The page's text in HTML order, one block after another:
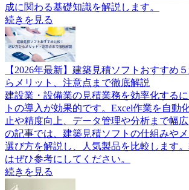
成に関わる基礎知識を解説します。
続きを見る
【2026年最新】建築見積ソフトおすすめ
らメリット、注意点まで徹底解説
建設業・設備業の見積業務を効率化する
トの導入が効果的です。Excel作業を自動
止や精度向上、データ管理や分析まで幅
の記事では、建築見積ソフトの仕組みや
選び方を解説し、人気製品を比較します
はぜひ参考にしてください。
続きを見る